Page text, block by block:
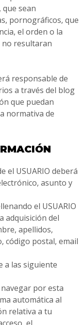
sean
pornográficos, que
el orden o la
no resultaran
responsable de
a través del blog
que puedan
normativa de
el USUARIO deberá
asunto y
el USUARIO
adquisición del
apellidos,
código postal, email
a las siguiente
por esta
automática al
relativa a tu